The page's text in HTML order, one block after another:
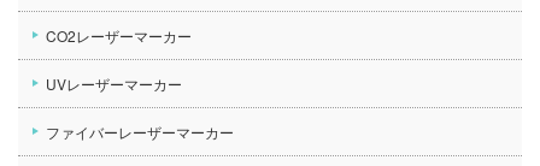
CO2レーザーマーカー
UVレーザーマーカー
ファイバーレーザーマーカー